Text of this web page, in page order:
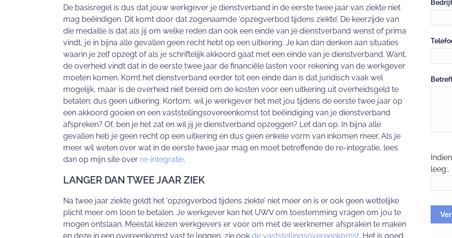
De basisregel is dus dat jouw werkgever je dienstverband in de eerste twee jaar van ziekte niet
mag beëindigen. Dit komt door dat zogenaamde ‘opzegverbod tijdens ziekte’. De keerzijde van
die medaille is dat als jij om welke reden dan ook een einde van je dienstverband wenst of prima
vindt, je in bijna alle gevallen geen recht hebt op een uitkering. Je kan dan denken aan situaties
waarin je zelf opzegt of als je schriftelijk akkoord gaat met een einde van je dienstverband. Want,
de overheid vindt dat in de eerste twee jaar de financiële lasten voor rekening van de werkgever
moeten komen. Komt het dienstverband eerder tot een einde dan is dat juridisch vaak wel
mogelijk, maar is de overheid niet bereid om de kosten voor een uitkering uit overheidsgeld te
betalen; dus geen uitkering. Kortom, wil je werkgever het met jou tijdens de eerste twee jaar op
een akkoord gooien en een vaststellingsovereenkomst tot beëindiging van je dienstverband
afspreken? Of, ben je het zat en wil jij je dienstverband opzeggen? Let dan op. In bijna alle
gevallen heb je geen recht op een uitkering en dus geen enkele vorm van inkomen meer. Als je
meer wil weten over wat in de eerste twee jaar mag en moet betreffende de re-integratie, lees
dan op mijn site over re-integratie.
LANGER DAN TWEE JAAR ZIEK
Na twee jaar ziekte geldt het ‘opzegverbod tijdens ziekte’ niet meer en is er ook geen wettelijke
plicht meer om loon te betalen. Je werkgever kan het UWV om toestemming vragen om jou te
mogen ontslaan. Meestal kiezen werkgevers er voor om met de werknemer afspraken te maken
en deze in een overeenkomst vast te leggen, zie ook de vaststellingsovereenkomst. Het is goed
leeg:.